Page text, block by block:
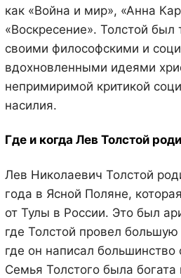
как «Война и мир», «Анна
«Воскресение». Толстой был
своими философскими и
вдохновленными идеями
непримиримой критикой
насилия.
Где и когда Лев Толстой
Лев Николаевич Толстой
года в Ясной Поляне,
от Тулы в России. Это был
где Толстой провел
где он написал большинство
Семья Толстого была